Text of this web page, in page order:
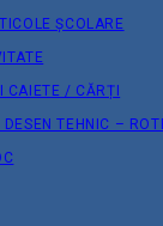
ȘCOLARE
CAIETE / CĂRȚI
TEHNIC –